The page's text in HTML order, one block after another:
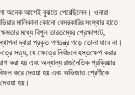
অনেক আগেই বুঝতে পেরেছিলেন। ওনারা
মালিকানা কোনো বেসরকারির সংস্থার হাতে
মধ্যে বিপুল তারতম্যের প্রেক্ষাপটে,
দ্বারা প্রকৃত গণতন্ত্র গড়ে তোলা যাবে না।
সত্য, যে ক্ষেত্রে নির্বাচনে হস্তক্ষেপ করার
করা হয় এবং অন্যান্য রাজনৈতিক প্রক্রিয়ার
করে দেওয়া হয় এবং অভিজাত শ্রেণীকে
হয়।